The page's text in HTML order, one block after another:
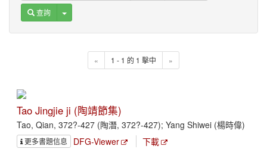
查詢 Toggle Dropdown
« 1 - 1 的 1 擊中 »
Tao Jingjie ji (陶靖節集)
Tao, Qian, 372?-427 (陶潛, 372?-427); Yang Shiwei (楊時偉)
更多書題信息 DFG-Viewer 下載